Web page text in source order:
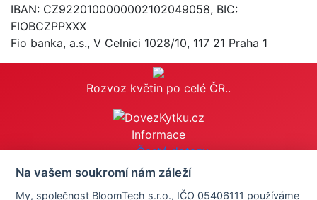
IBAN: CZ9220100000002102049058, BIC:
FIOBCZPPXXX
Fio banka, a.s., V Celnici 1028/10, 117 21 Praha 1
Rozvoz květin po celé ČR..
Informace
Časté dotazy
Obchodní podmínky
Na vašem soukromí nám záleží
My, společnost BloomTech s.r.o., IČO 05406111 používáme